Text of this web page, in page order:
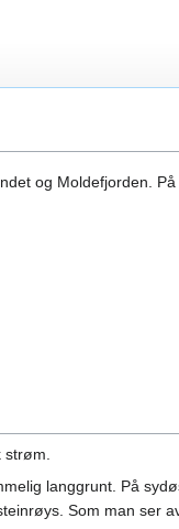
og Moldefjorden.
langgrunt. På
Som man ser